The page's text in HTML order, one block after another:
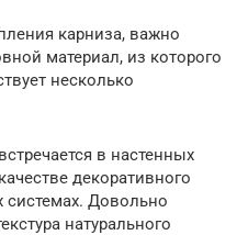
карниза, важно
материал, из которого
несколько
в настенных
декоративного
системах. Довольно
натурального